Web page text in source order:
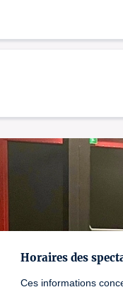
Horaires des
Ces informations